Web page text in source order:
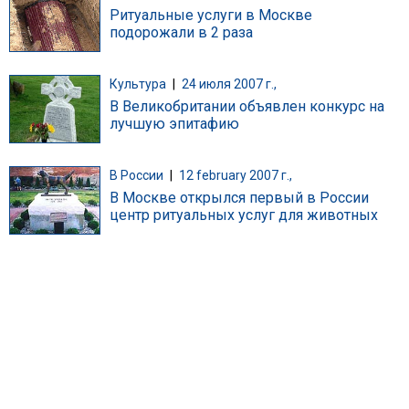
Ритуальные услуги в Москве
подорожали в 2 раза
Культура 24 июля 2007 г.,
В Великобритании объявлен конкурс на
лучшую эпитафию
В России 12 february 2007 г.,
В Москве открылся первый в России
центр ритуальных услуг для животных